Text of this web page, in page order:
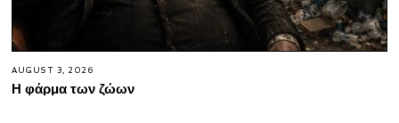
AUGUST 3, 2026
Η φάρμα των ζώων